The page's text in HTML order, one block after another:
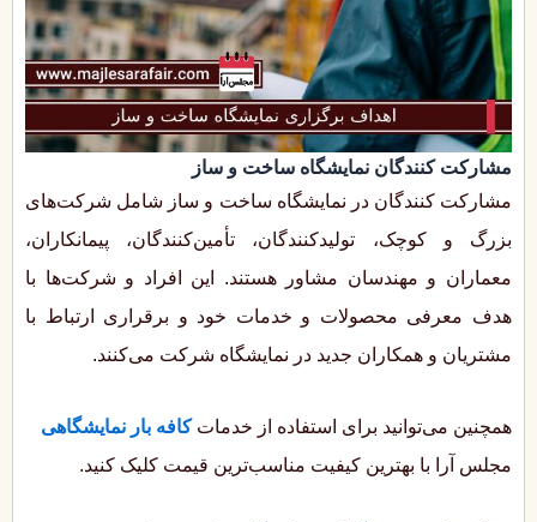
مشارکت کنندگان نمایشگاه ساخت و ساز
مشارکت کنندگان در نمایشگاه ساخت و ساز شامل شرکت‌های
بزرگ و کوچک، تولیدکنندگان، تأمین‌کنندگان، پیمانکاران،
معماران و مهندسان مشاور هستند. این افراد و شرکت‌ها با
هدف معرفی محصولات و خدمات خود و برقراری ارتباط با
مشتریان و همکاران جدید در نمایشگاه شرکت می‌کنند.
همچنین می‌توانید برای استفاده از خدماتکافه بار نمایشگاهی
مجلس آرا با بهترین کیفیت مناسب‌ترین قیمت کلیک کنید.